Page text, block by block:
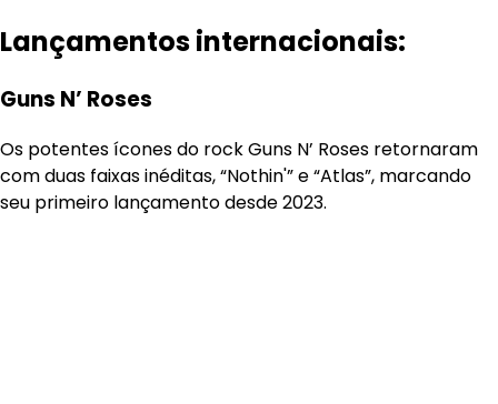
Lançamentos internacionais:
Guns N’ Roses
Os potentes ícones do rock Guns N’ Roses retornaram
com duas faixas inéditas, “Nothin'” e “Atlas”, marcando
seu primeiro lançamento desde 2023.